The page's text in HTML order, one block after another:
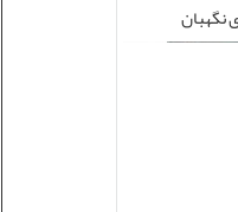
نگهبان